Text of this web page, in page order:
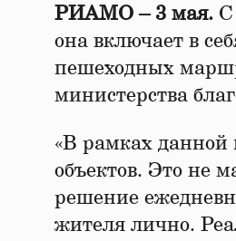
РИАМО – 3 мая. С
она включает в
пешеходных
министерства
«В рамках данной
объектов. Это не
решение
жителя лично.